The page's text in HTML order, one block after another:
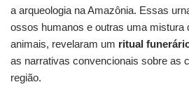
a arqueologia na Amazônia. Essas
ossos humanos e outras uma mistura
animais, revelaram um ritual
as narrativas convencionais sobre as
região.